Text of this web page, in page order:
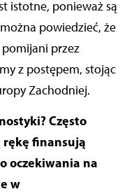
istotne, ponieważ są
powiedzieć, że
przez
z postępem, stojąc
Zachodniej.
Często
rękę finansują
oczekiwania na
w